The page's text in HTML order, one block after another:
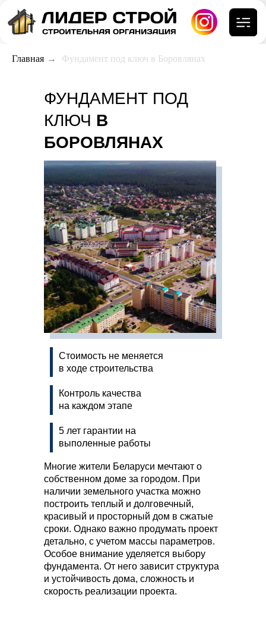
Главная → Фундамент под ключ в Боровлянах
ФУНДАМЕНТ ПОД
КЛЮЧ В
БОРОВЛЯНАХ
Стоимость не меняется
в ходе строительства
Контроль качества
на каждом этапе
5 лет гарантии на
выполенные работы
Многие жители Беларуси мечтают о
собственном доме за городом. При
наличии земельного участка можно
построить теплый и долговечный,
красивый и просторный дом в сжатые
сроки. Однако важно продумать проект
детально, с учетом массы параметров.
Особое внимание уделяется выбору
фундамента. От него зависит структура
и устойчивость дома, сложность и
скорость реализации проекта.